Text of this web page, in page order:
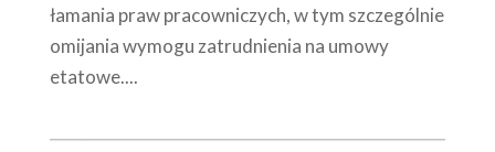
łamania praw pracowniczych, w tym szczególnie
omijania wymogu zatrudnienia na umowy
etatowe....